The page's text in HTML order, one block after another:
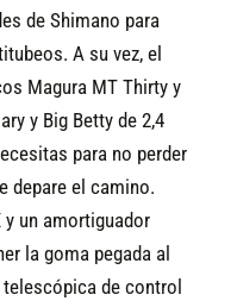
de Shimano para
A su vez, el
Magura MT Thirty y
y Big Betty de 2,4
para no perder
depare el camino.
y un amortiguador
la goma pegada al
de control